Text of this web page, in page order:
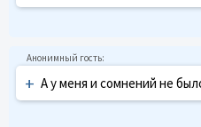
+ А у меня и сомнений не